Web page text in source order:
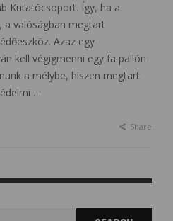
Kutatócsoport. Így, ha a
a valóságban megtart
Azaz egy
kell végigmenni egy fa pallón
a mélybe, hiszen megtart
…
Share